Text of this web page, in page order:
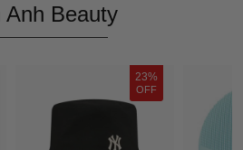
Anh Beauty
23%
OFF